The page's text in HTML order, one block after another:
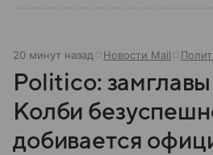
20 минут назад Новости Mail
Politico:
Колби
добивается